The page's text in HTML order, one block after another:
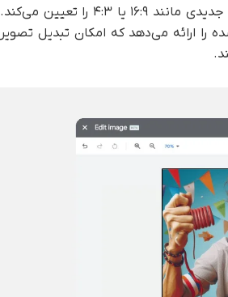
به بخش «Generate an image»، گزینه گسترش را انتخاب و نسبت ابعاد جدیدی مانند ۱۶:۹ یا ۴:۳ را تعیین می‌کند.
ارائه می‌دهد که امکان تبدیل تصویر